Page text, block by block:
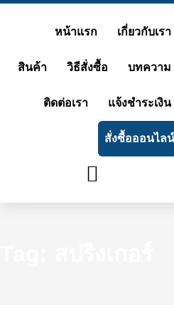
content
หน้าแรก เกี่ยวกับเรา
สินค้า วิธีสั่งซื้อ บทความ
ติดต่อเรา แจ้งชำระเงิน
สั่งซื้อออนไลน์